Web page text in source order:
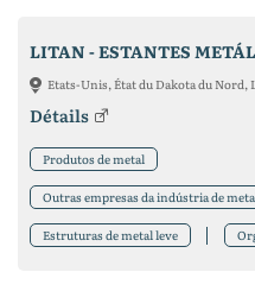
LITAN - ESTANTES
Etats-Unis, État du Dakota du Nord,
Détails
Produtos de metal
Outras empresas da indústria de
Estruturas de metal leve